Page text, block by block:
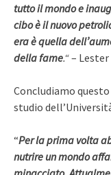
tutto il mondo e
cibo è il nuovo
era è quella
della fame.“–
Concludiamo
studio
“Per la prima volta
nutrire un mondo